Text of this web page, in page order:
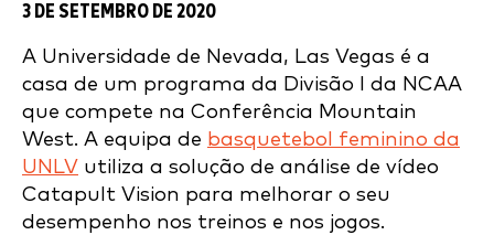
3 DE SETEMBRO DE 2020
A Universidade de Nevada, Las Vegas é a
casa de um programa da Divisão I da NCAA
que compete na Conferência Mountain
West. A equipa de basquetebol feminino da
UNLV utiliza a solução de análise de vídeo
Catapult Vision para melhorar o seu
desempenho nos treinos e nos jogos.